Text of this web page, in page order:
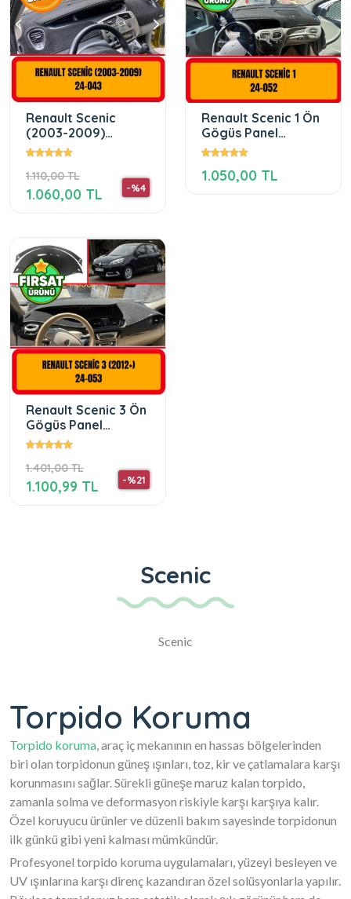
Renault Scenic
(2003-2009)
Torpido Koruma
Örtüsü
1.110,00 TL
-%4
1.060,00 TL
Renault Scenic 1 Ön
Gögüs Panel
Torpido Koruma
1.050,00 TL
Renault Scenic 3 Ön
Gögüs Panel
Torpido Koruma
1.401,00 TL
-%21
1.100,99 TL
Scenic
Scenic
Torpido Koruma
Torpido koruma, araç iç mekanının en hassas bölgelerinden
biri olan torpidonun güneş ışınları, toz, kir ve çatlamalara karşı
korunmasını sağlar. Sürekli güneşe maruz kalan torpido,
zamanla solma ve deformasyon riskiyle karşı karşıya kalır.
Özel koruyucu ürünler ve düzenli bakım sayesinde torpidonun
ilk günkü gibi yeni kalması mümkündür.
Profesyonel torpido koruma uygulamaları, yüzeyi besleyen ve
UV ışınlarına karşı direnç kazandıran özel solüsyonlarla yapılır.